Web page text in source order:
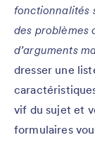
fonctionnalités
des problèmes
d’arguments
dresser une
vif du sujet et
formulaires